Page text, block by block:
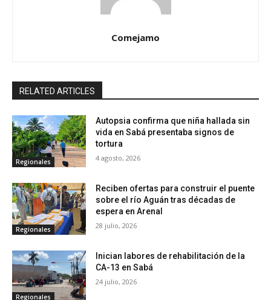
Comejamo
RELATED ARTICLES
Regionales
Autopsia confirma que niña hallada sin
vida en Sabá presentaba signos de
tortura
4 agosto, 2026
Regionales
Reciben ofertas para construir el puente
sobre el río Aguán tras décadas de
espera en Arenal
28 julio, 2026
Regionales
Inician labores de rehabilitación de la
CA-13 en Sabá
24 julio, 2026